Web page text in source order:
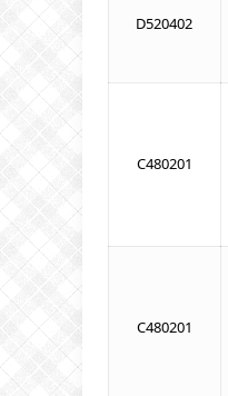
D520402
C480201
C480201